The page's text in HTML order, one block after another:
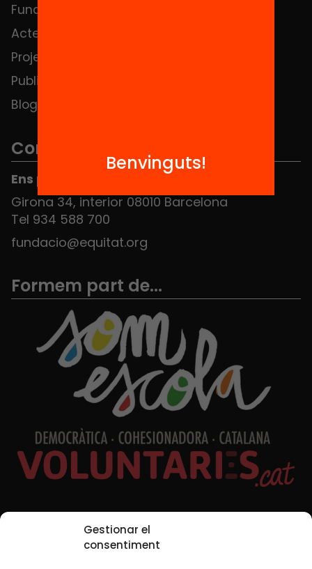
Gestionar el
consentiment
Fundació
Actes
Projectes
Publicacions i vídeos
Blog
Contacte
Ens pots trobar al Hub Social
Girona 34, interior 08010 Barcelona
Tel 934 588 700
fundacio@equitat.org
Formem part de...
Xarxes Socials
Benvinguts!